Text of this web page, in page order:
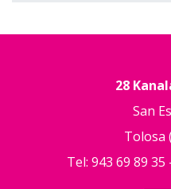
28
San
Tolosa
Tel: 943 69 89 35